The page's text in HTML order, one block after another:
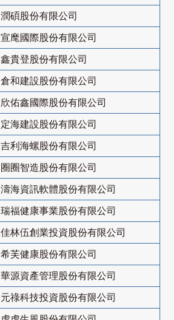
潤碩股份有限公司
宣麾國際股份有限公司
鑫貴登股份有限公司
倉和建設股份有限公司
欣佑鑫國際股份有限公司
定海建設股份有限公司
吉利海螺股份有限公司
圈圈智造股份有限公司
濤海資訊軟體股份有限公司
瑞福健康事業股份有限公司
佳林伍創業投資股份有限公司
希芙健康股份有限公司
華源資產管理股份有限公司
元祿科技投資股份有限公司